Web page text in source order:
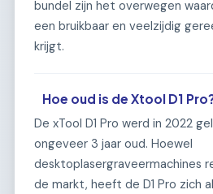
bundel zijn het overwegen
een bruikbaar en veelzijdig
krijgt.
Hoe oud is de Xtool D1
De xTool D1 Pro werd in 2022
ongeveer 3 jaar oud. Hoewel
desktoplasergraveermachines
de markt, heeft de D1 Pro zich